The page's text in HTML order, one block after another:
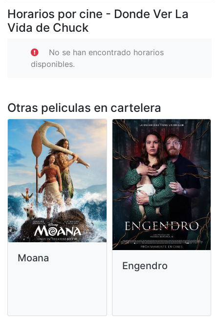
Horarios por cine - Donde Ver La
Vida de Chuck
No se han encontrado horarios
disponibles.
Otras peliculas en cartelera
Moana
Engendro